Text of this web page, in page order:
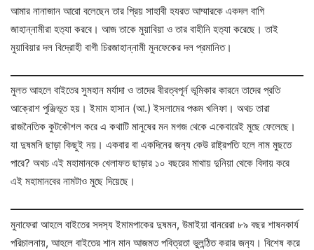
আমার নানাজান আরো বলেছেন তার প্রিয় সাহাবী হযরত আম্মারকে একদল বাগি
জাহান্নামীরা হত‍্যা করবে। আজ তাকে মুয়াবিয়া ও তার বাহীনি হত‍্যা করেছে। তাই
মুয়াবিয়ার দল বিদ্রোহী বাগী চিরজাহান্নামী মুনফেকের দল প্রমানিত।
মুলত আহলে বাইতের সুমহান মর্যাদা ও তাদের বীরত্বপূর্ন ভূমিকার কারনে তাদের প্রতি
আক্রোশ পুঞ্জিভূত হয়। ইমাম হাসান (আ.) ইসলামের পঞ্চম খলিফা। অথচ তারা
রাজনৈতিক কুটকৌশল করে এ কথাটি মানুষের মন মগজ থেকে একেবারেই মুছে ফেলেছে।
যা দুষমনি ছাড়া কিছুই নয়। একবার বা একদিনের জন‍্য কেউ রাষ্ট্রপতি হলে নাম মুছতে
পারে? অথচ এই মহামানকে খেলাফত ছাড়ার ১০ বছরের মাথায় দুনিয়া থেকে বিদায় করে
এই মহামানবের নামটাও মুছে দিয়েছে।
মুনাফেরা আহলে বাইতের সদস‍্য ইমামপাকের দুষমন, উমাইয়া বানরেরা ৮৯ বছর শাষনকার্য
পরিচালনায়, আহলে বাইতের শান মান আজমত পবিত্রতা ভুলন্ঠিত করার জন‍্য। বিশেষ করে